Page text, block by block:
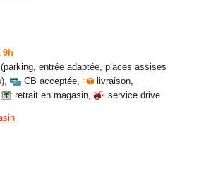
9h
(parking, entrée adaptée, places assises
, CB acceptée, livraison,
retrait en magasin, service drive